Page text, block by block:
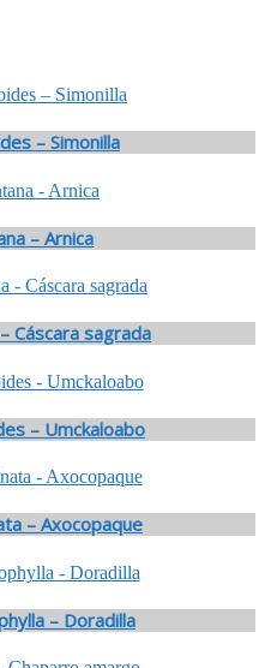
– Simonilla
– Arnica
Cáscara sagrada
– Umckaloabo
– Axocopaque
– Doradilla